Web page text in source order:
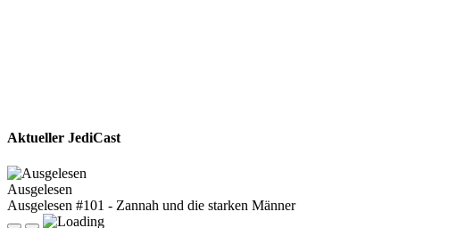
Aktueller JediCast
Ausgelesen
Ausgelesen #101 - Zannah und die starken Männer